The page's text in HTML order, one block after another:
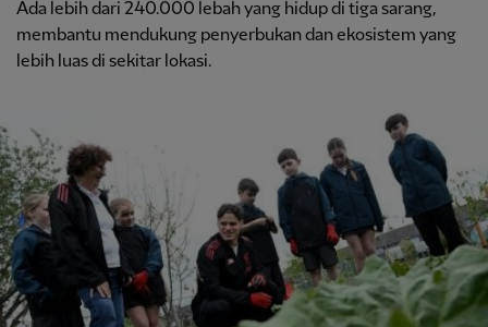
Ada lebih dari 240.000 lebah yang hidup di tiga sarang,
membantu mendukung penyerbukan dan ekosistem yang
lebih luas di sekitar lokasi.